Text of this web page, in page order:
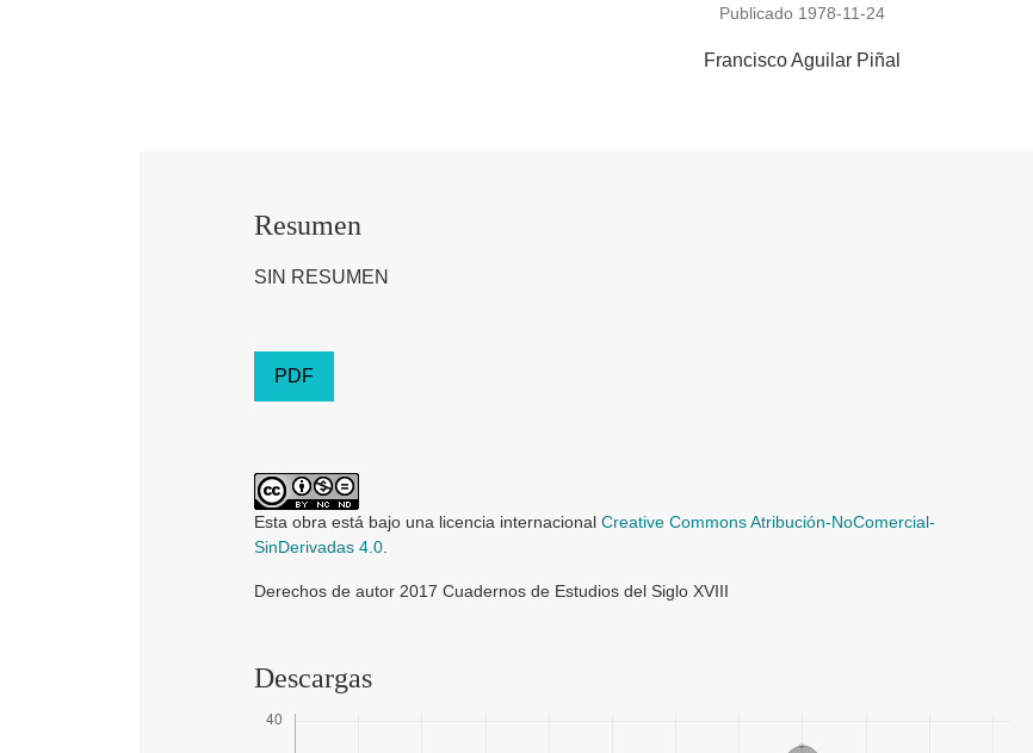
Publicado 1978-11-24
Francisco Aguilar Piñal
Resumen
SIN RESUMEN
PDF
Esta obra está bajo una licencia internacional Creative Commons Atribución-NoComercial-
SinDerivadas 4.0
Derechos de autor 2017 Cuadernos de Estudios del Siglo XVIII
Descargas